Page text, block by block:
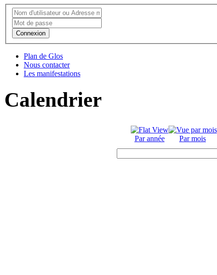
Connexion
Plan de Glos
Nous contacter
Les manifestations
Calendrier
Par année Par mois